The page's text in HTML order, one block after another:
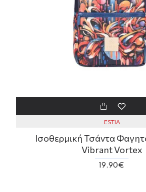
ESTIA
Ισοθερμική Τσάντα
Vibrant Vortex
19,90€